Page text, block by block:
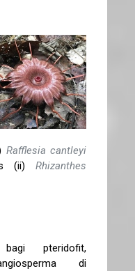
Rafflesia cantleyi
(ii) Rhizanthes
pteridofit,
di